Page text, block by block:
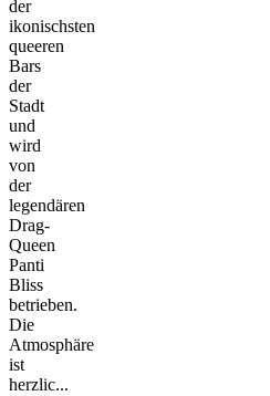
der
ikonischsten
queeren
Bars
der
Stadt
und
wird
von
der
legendären
Drag-
Queen
Panti
Bliss
betrieben.
Die
Atmosphäre
ist
herzlic...